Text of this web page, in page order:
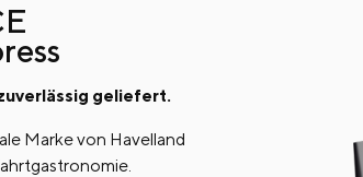
geliefert.
Marke von Havelland